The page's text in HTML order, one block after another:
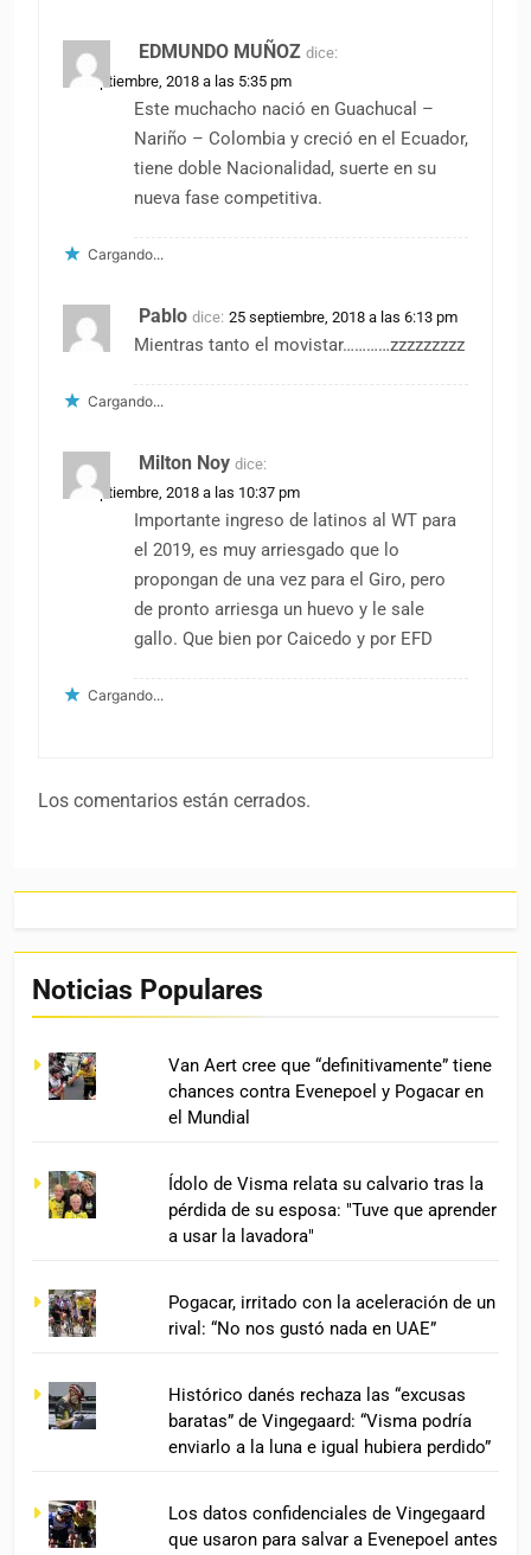
EDMUNDO MUÑOZ dice:
25 septiembre, 2018 a las 5:35 pm
Este muchacho nació en Guachucal –
Nariño – Colombia y creció en el Ecuador,
tiene doble Nacionalidad, suerte en su
nueva fase competitiva.
Cargando...
Pablo dice: 25 septiembre, 2018 a las 6:13 pm
Mientras tanto el movistar…………zzzzzzzzz
Cargando...
Milton Noy dice:
25 septiembre, 2018 a las 10:37 pm
Importante ingreso de latinos al WT para
el 2019, es muy arriesgado que lo
propongan de una vez para el Giro, pero
de pronto arriesga un huevo y le sale
gallo. Que bien por Caicedo y por EFD
Cargando...
Los comentarios están cerrados.
Noticias Populares
Van Aert cree que “definitivamente” tiene
chances contra Evenepoel y Pogacar en
el Mundial
Ídolo de Visma relata su calvario tras la
pérdida de su esposa: "Tuve que aprender
a usar la lavadora"
Pogacar, irritado con la aceleración de un
rival: “No nos gustó nada en UAE”
Histórico danés rechaza las “excusas
baratas” de Vingegaard: “Visma podría
enviarlo a la luna e igual hubiera perdido”
Los datos confidenciales de Vingegaard
que usaron para salvar a Evenepoel antes